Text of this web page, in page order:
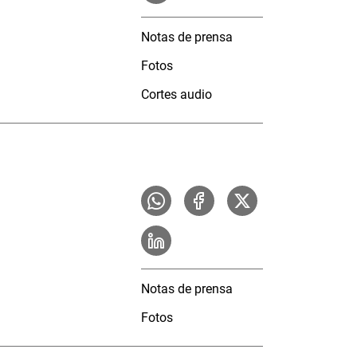
Notas de prensa
Fotos
Cortes audio
Notas de prensa
Fotos